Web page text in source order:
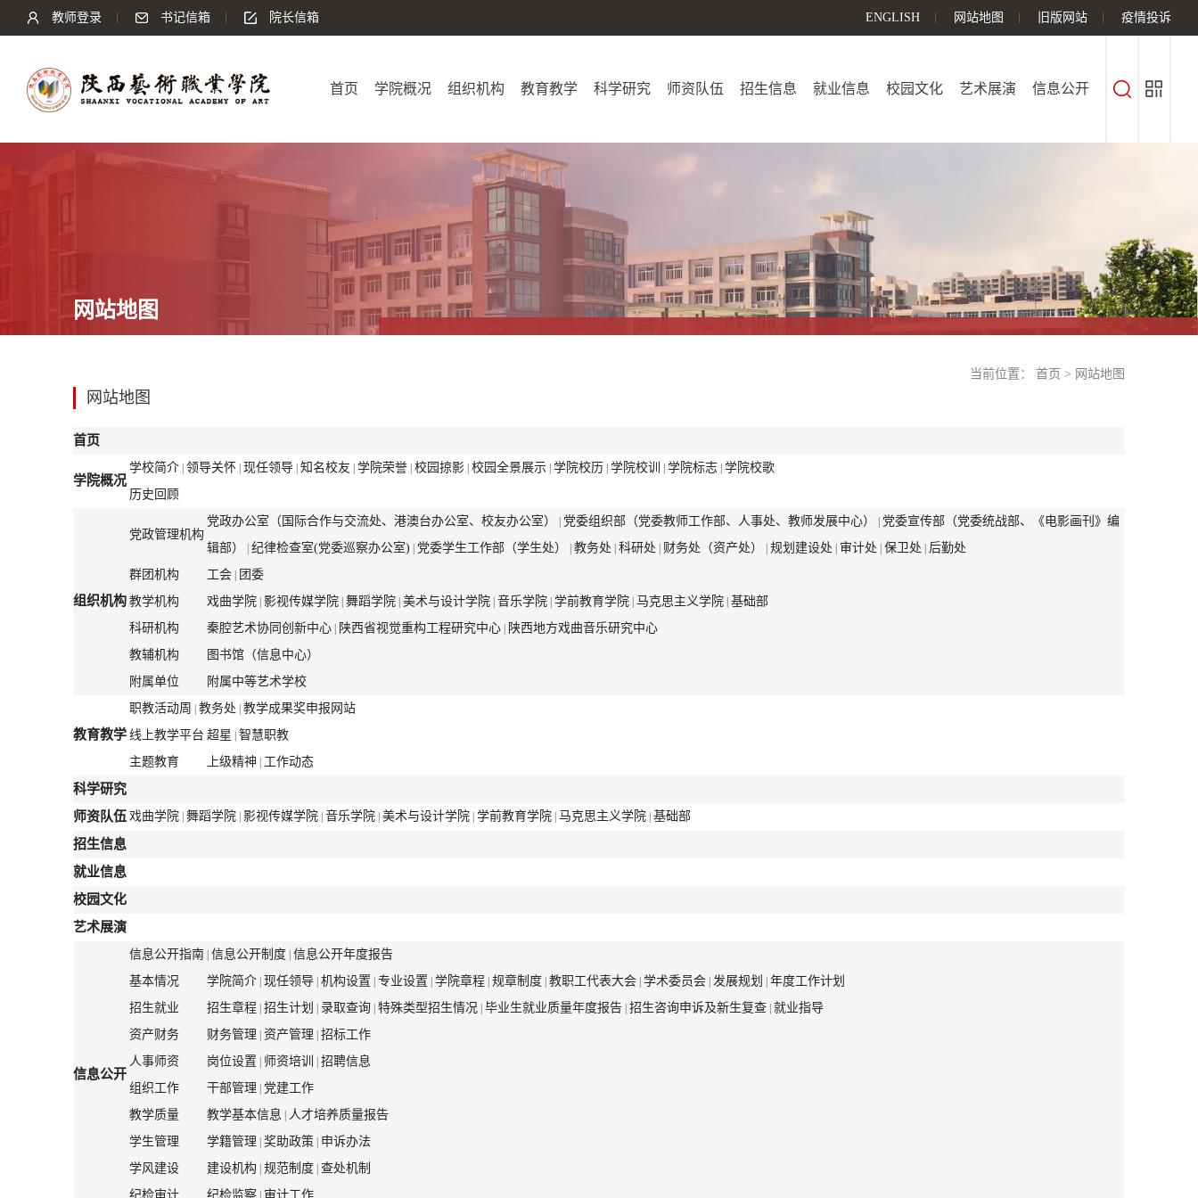
教师登录 书记信箱 院长信箱 ENGLISH 网站地图 旧版网站 疫情投诉
首页 学院概况 组织机构 教育教学 科学研究 师资队伍 招生信息 就业信息 校园文化 艺术展演 信息公开
网站地图
当前位置： 首页 > 网站地图
网站地图
首页
学院概况
学校简介 | 领导关怀 | 现任领导 | 知名校友 | 学院荣誉 | 校园掠影 | 校园全景展示 | 学院校历 | 学院校训 | 学院标志 | 学院校歌
历史回顾
组织机构
党政管理机构
党政办公室（国际合作与交流处、港澳台办公室、校友办公室） | 党委组织部（党委教师工作部、人事处、教师发展中心） | 党委宣传部（党委统战部、《电影画刊》编
辑部）
| 纪律检查室(党委巡察办公室) | 党委学生工作部（学生处） | 教务处 | 科研处 | 财务处（资产处） | 规划建设处 | 审计处 | 保卫处 | 后勤处
群团机构
工会 | 团委
教学机构
戏曲学院 | 影视传媒学院 | 舞蹈学院 | 美术与设计学院 | 音乐学院 | 学前教育学院 | 马克思主义学院 | 基础部
科研机构
秦腔艺术协同创新中心 | 陕西省视觉重构工程研究中心 | 陕西地方戏曲音乐研究中心
教辅机构
图书馆（信息中心）
附属单位
附属中等艺术学校
教育教学
职教活动周 | 教务处 | 教学成果奖申报网站
线上教学平台 超星 | 智慧职教
主题教育
上级精神 | 工作动态
科学研究
师资队伍 戏曲学院 | 舞蹈学院 | 影视传媒学院 | 音乐学院 | 美术与设计学院 | 学前教育学院 | 马克思主义学院 | 基础部
招生信息
就业信息
校园文化
艺术展演
信息公开
信息公开指南 | 信息公开制度 | 信息公开年度报告
基本情况
学院简介 | 现任领导 | 机构设置 | 专业设置 | 学院章程 | 规章制度 | 教职工代表大会 | 学术委员会 | 发展规划 | 年度工作计划
招生就业
招生章程 | 招生计划 | 录取查询 | 特殊类型招生情况 | 毕业生就业质量年度报告 | 招生咨询申诉及新生复查 | 就业指导
资产财务
财务管理 | 资产管理 | 招标工作
人事师资
岗位设置 | 师资培训 | 招聘信息
组织工作
干部管理 | 党建工作
教学质量
教学基本信息 | 人才培养质量报告
学生管理
学籍管理 | 奖助政策 | 申诉办法
学风建设
建设机构 | 规范制度 | 查处机制
纪检审计
纪检监察 | 审计工作